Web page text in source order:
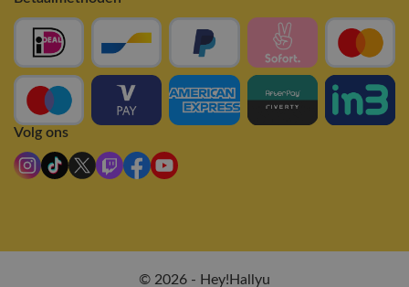
Volg ons
© 2026 - Hey!Hallyu